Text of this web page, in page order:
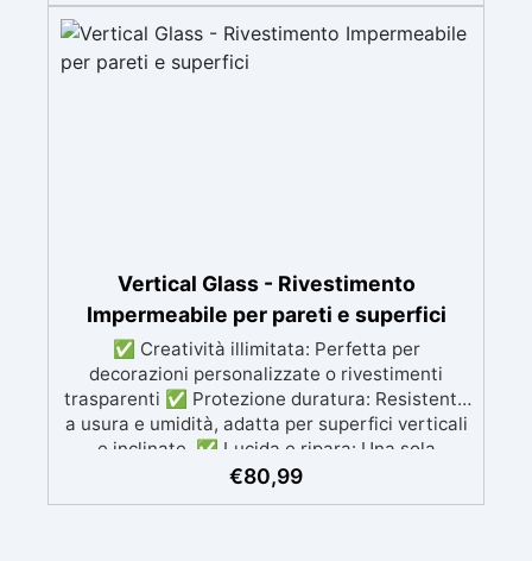
Garantisce un'adesione uniforme e duratura,
riducendo porosità e migliorando la resistenza
del supporto. ✅ Compatibilità universale:
Vertical Glass - Rivestimento
Impermeabile per pareti e superfici
✅ Creatività illimitata: Perfetta per
decorazioni personalizzate o rivestimenti
trasparenti ✅ Protezione duratura: Resistente
a usura e umidità, adatta per superfici verticali
e inclinate. ✅ Lucida e ripara: Una sola
applicazione per una superficie brillante, liscia
€80,99